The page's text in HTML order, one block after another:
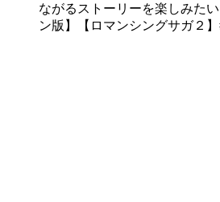
ながるストーリーを楽しみたい
ン版】【ロマンシングサガ２